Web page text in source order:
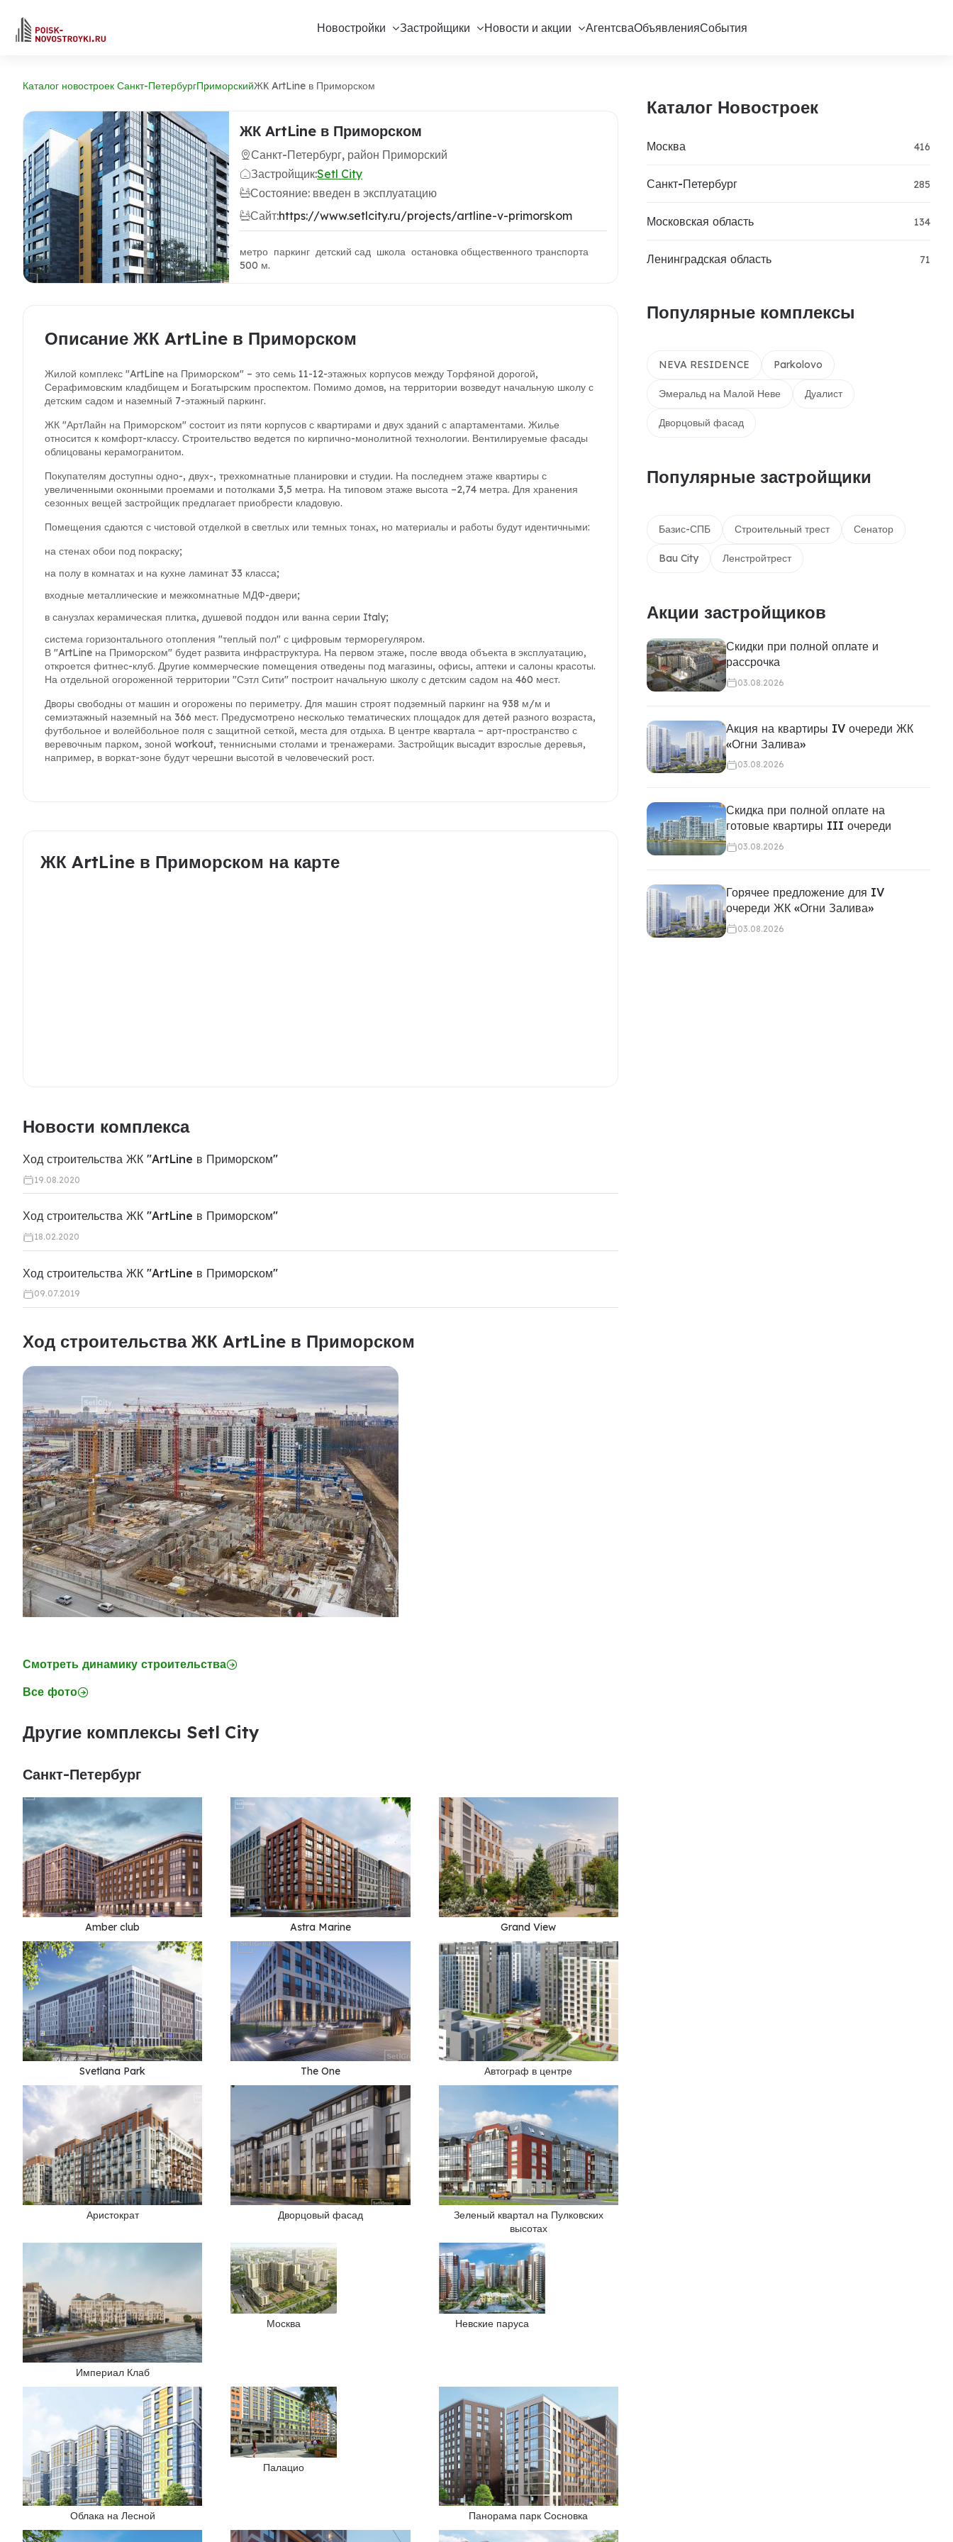
Новостройки Застройщики Новости и акции АгентсваОбъявленияСобытия
Каталог новостроек Санкт-ПетербургПриморскийЖК ArtLine в Приморском
ЖК ArtLine в Приморском
Санкт-Петербург, район Приморский
Застройщик:Setl City
Состояние: введен в эксплуатацию
Сайт:https://www.setlcity.ru/projects/artline-v-primorskom
метро паркинг детский сад школа остановка общественного транспорта
500 м.
Описание ЖК ArtLine в Приморском
Жилой комплекс "ArtLine на Приморском" – это семь 11-12-этажных корпусов между Торфяной дорогой,
Серафимовским кладбищем и Богатырским проспектом. Помимо домов, на территории возведут начальную школу с
детским садом и наземный 7-этажный паркинг.
ЖК "АртЛайн на Приморском" состоит из пяти корпусов с квартирами и двух зданий с апартаментами. Жилье
относится к комфорт-классу. Строительство ведется по кирпично-монолитной технологии. Вентилируемые фасады
облицованы керамогранитом.
Покупателям доступны одно-, двух-, трехкомнатные планировки и студии. На последнем этаже квартиры с
увеличенными оконными проемами и потолками 3,5 метра. На типовом этаже высота –2,74 метра. Для хранения
сезонных вещей застройщик предлагает приобрести кладовую.
Помещения сдаются с чистовой отделкой в светлых или темных тонах, но материалы и работы будут идентичными:
на стенах обои под покраску;
на полу в комнатах и на кухне ламинат 33 класса;
входные металлические и межкомнатные МДФ-двери;
в санузлах керамическая плитка, душевой поддон или ванна серии Italy;
система горизонтального отопления "теплый пол" с цифровым терморегуляром.
В "ArtLine на Приморском" будет развита инфраструктура. На первом этаже, после ввода объекта в эксплуатацию,
откроется фитнес-клуб. Другие коммерческие помещения отведены под магазины, офисы, аптеки и салоны красоты.
На отдельной огороженной территории "Сэтл Сити" построит начальную школу с детским садом на 460 мест.
Дворы свободны от машин и огорожены по периметру. Для машин строят подземный паркинг на 938 м/м и
семиэтажный наземный на 366 мест. Предусмотрено несколько тематических площадок для детей разного возраста,
футбольное и волейбольное поля с защитной сеткой, места для отдыха. В центре квартала – арт-пространство с
веревочным парком, зоной workout, теннисными столами и тренажерами. Застройщик высадит взрослые деревья,
например, в воркат-зоне будут черешни высотой в человеческий рост.
ЖК ArtLine в Приморском на карте
Новости комплекса
Ход строительства ЖК "ArtLine в Приморском"
19.08.2020
Ход строительства ЖК "ArtLine в Приморском"
18.02.2020
Ход строительства ЖК "ArtLine в Приморском"
09.07.2019
Ход строительства ЖК ArtLine в Приморском
Смотреть динамику строительства
Все фото
Другие комплексы Setl City
Санкт-Петербург
Amber club Astra Marine Grand View
Svetlana Park The One Автограф в центре
Аристократ Дворцовый фасад
Зеленый квартал на Пулковских
высотах
Империал Клаб
Москва Невские паруса
Облака на Лесной
Палацио
Панорама парк Сосновка
Каталог Новостроек
Москва 416
Санкт-Петербург 285
Московская область 134
Ленинградская область 71
Популярные комплексы
NEVA RESIDENCE Parkolovo
Эмеральд на Малой Неве Дуалист
Дворцовый фасад
Популярные застройщики
Базис-СПБ Строительный трест Сенатор
Bau City Ленстройтрест
Акции застройщиков
Скидки при полной оплате и
рассрочка
03.08.2026
Акция на квартиры IV очереди ЖК
«Огни Залива»
03.08.2026
Скидка при полной оплате на
готовые квартиры III очереди
03.08.2026
Горячее предложение для IV
очереди ЖК «Огни Залива»
03.08.2026